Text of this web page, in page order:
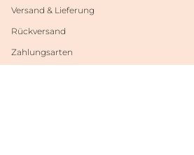
Versand & Lieferung
Rückversand
Zahlungsarten